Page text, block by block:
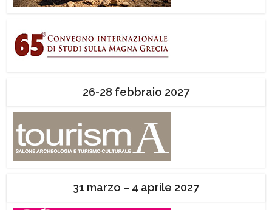
26-28 febbraio 2027
31 marzo – 4 aprile 2027